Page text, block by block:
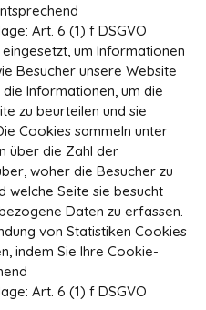
Art. 6 (1) f DSGVO
um Informationen
Besucher unsere Website
Informationen, um die
zu beurteilen und sie
Cookies sammeln unter
über die Zahl der
woher die Besucher zu
welche Seite sie besucht
Daten zu erfassen.
von Statistiken Cookies
indem Sie Ihre Cookie-
Art. 6 (1) f DSGVO